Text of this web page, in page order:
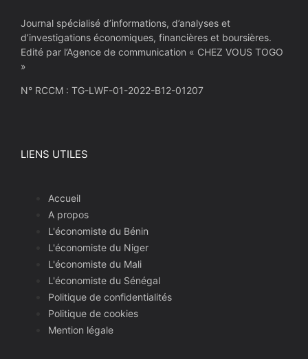
Journal spécialisé d’informations, d’analyses et
d’investigations économiques, financières et boursières.
Edité par l’Agence de communication « CHEZ VOUS TOGO
»
N° RCCM : TG-LWF-01-2022-B12-01207
LIENS UTILES
Accueil
A propos
L'économiste du Bénin
L'économiste du Niger
L'économiste du Mali
L'économiste du Sénégal
Politique de confidentialités
Politique de cookies
Mention légale